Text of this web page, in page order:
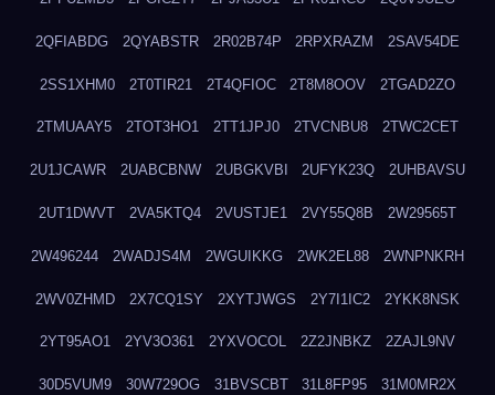
2QFIABDG 2QYABSTR 2R02B74P 2RPXRAZM 2SAV54DE
2SS1XHM0 2T0TIR21 2T4QFIOC 2T8M8OOV 2TGAD2ZO
2TMUAAY5 2TOT3HO1 2TT1JPJ0 2TVCNBU8 2TWC2CET
2U1JCAWR 2UABCBNW 2UBGKVBI 2UFYK23Q 2UHBAVSU
2UT1DWVT 2VA5KTQ4 2VUSTJE1 2VY55Q8B 2W29565T
2W496244 2WADJS4M 2WGUIKKG 2WK2EL88 2WNPNKRH
2WV0ZHMD 2X7CQ1SY 2XYTJWGS 2Y7I1IC2 2YKK8NSK
2YT95AO1 2YV3O361 2YXVOCOL 2Z2JNBKZ 2ZAJL9NV
30D5VUM9 30W729OG 31BVSCBT 31L8FP95 31M0MR2X